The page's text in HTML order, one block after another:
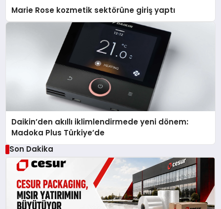
Marie Rose kozmetik sektörüne giriş yaptı
Daikin’den akıllı iklimlendirmede yeni dönem:
Madoka Plus Türkiye’de
Son Dakika